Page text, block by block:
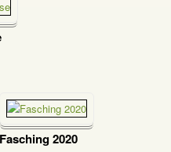
Fasching 2020